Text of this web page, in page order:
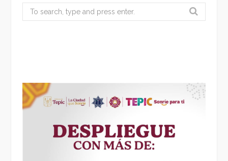
Search
for: